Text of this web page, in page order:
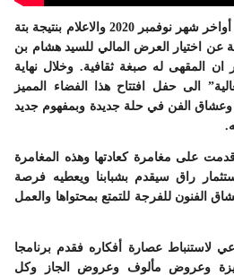
بعد انعقاد لجنة الشؤون المالية والاقتصادية ومتابعة التصرف ببلدية المرسى في أواخر شهر نوفمبر 2020 والاعلام بنتيجة بتة
عن اختيار العرض المالي للسيد هشام بن
المقهى له صبغة ثقافية. وخلال نهاية
الثقافي “العالية” الى حفل افتتاح هذا الفضاء المميز
الفن في حلة جديدة وبمفهوم جديد
على مغامرة كعادتها وهذه المغامرة
راق سيقدم بشبابنا ويعطيه فرصة
الفنون للفرجة للتمتع بمحتواها والعمل
لاستنباط عصارة أفكاره فقدم برنامجا
وعروض مألوف وعروض الجاز وكل
الجامعي يقود رواده إلى الملتقيات
العمانية نموذجا